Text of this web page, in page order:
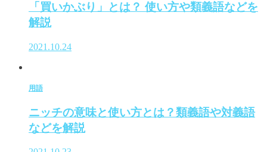
「買いかぶり」とは？ 使い方や類義語などを
解説
2021.10.24
用語
ニッチの意味と使い方とは？類義語や対義語
などを解説